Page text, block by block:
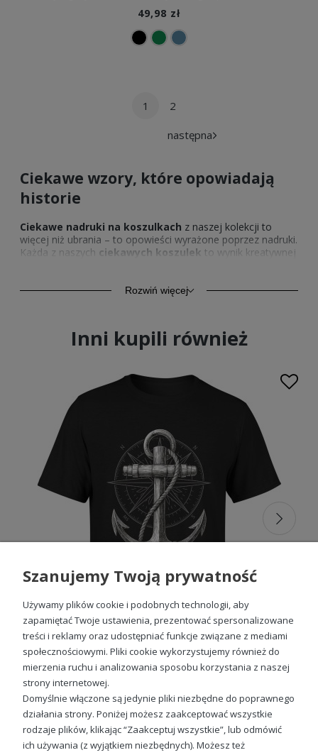
49,98 zł
1 2
następna
Ciekawe wzory, które opowiadają
historie
Ciekawe nadruki na koszulkach z naszej kolekcji to
więcej niż ubrania – to opowieści wyrażone poprzez nadruki.
Każda z naszych ciekawych koszulek to wynik kreatywnej
ofertęodzieży męskiej z nadrukiem
i pozwól sobie na
będąc jednocześnie ambasadorami unikalnego stylu.
męskie z nadrukiem
Szukasz czegoś więcej niż standardowej koszulki? Nasze
ciekawe t-shirty męskie
to idealne rozwiązanie dla tych,
którzy chcą pokazać swój niepowtarzalny styl. Oferujemy
modele, które przyciągają uwagę niebanalnymi wzorami i
kolorami. Sprawdź naszą kolekcję i znajdź
koszulki męskie
z nadrukiem
, które idealnie wyrażają Twój indywidualny
charakter. Nasze
ciekawe koszulkisą zaprojektowane,
aby zainspirować Cię do eksplorowania nowych trendów i
eksperymentowania z modą, zachęcając do wyrażania
siebie w każdym elemencie ubioru.
mówią za Ciebie
Ciekawe napisy na koszulkach to więcej niż tylko odzież
– to sposób na wyrażenie siebie. Wybierz spośród szerokiej
gamy haseł, które pasują do Twojego humoru, osobowości
czy przekonań. To doskonały wybór dla tych, którzy cenią
sobie oryginalność i chcą przemawiać do świata bez słów.
Te
ciekawe koszulki męskie z nadrukiem są
doskonałym sposobem na podkreślenie Twojej unikalnej
osobowości, jednocześnie oferując komfort i styl, który nie
przemija z sezonami.
Wyraź siebie
Rozwiń więcej
Inni kupili również
Koszulka z kotwicą męska
Szanujemy Twoją prywatność
Używamy plików cookie i podobnych technologii, aby
zapamiętać Twoje ustawienia, prezentować spersonalizowane
treści i reklamy oraz udostępniać funkcje związane z mediami
społecznościowymi. Pliki cookie wykorzystujemy również do
mierzenia ruchu i analizowania sposobu korzystania z naszej
strony internetowej.
Domyślnie włączone są jedynie pliki niezbędne do poprawnego
działania strony. Poniżej możesz zaakceptować wszystkie
rodzaje plików, klikając “Zaakceptuj wszystkie”, lub odmówić
ich używania (z wyjątkiem niezbędnych). Możesz też